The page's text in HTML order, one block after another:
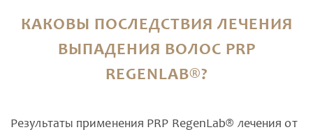
КАКОВЫ ПОСЛЕДСТВИЯ ЛЕЧЕНИЯ
ВЫПАДЕНИЯ ВОЛОС PRP
REGENLAB®?
Результаты применения PRP RegenLab® лечения от